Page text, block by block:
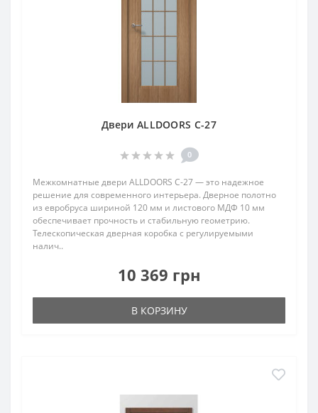
Двери ALLDOORS C-27
0
Межкомнатные двери ALLDOORS C-27 — это надежное
решение для современного интерьера. Дверное полотно
из евробруса шириной 120 мм и листового МДФ 10 мм
обеспечивает прочность и стабильную геометрию.
Телескопическая дверная коробка с регулируемыми
налич..
10 369 грн
В КОРЗИНУ